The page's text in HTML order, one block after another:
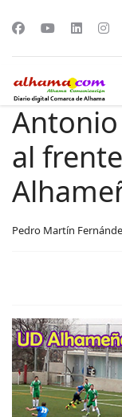
al
Pedro Martín